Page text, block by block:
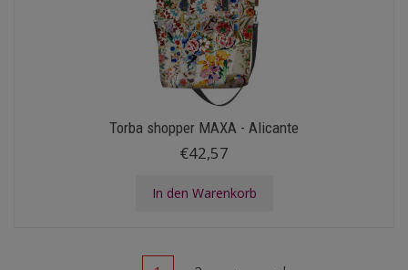
Torba shopper MAXA - Alicante
€42,57
In den Warenkorb